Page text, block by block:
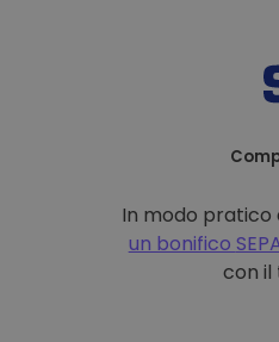
In modo pratico
un bonifico
con il